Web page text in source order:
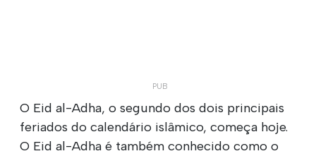
O Eid al-Adha, o segundo dos dois principais
feriados do calendário islâmico, começa hoje.
O Eid al-Adha é também conhecido como o